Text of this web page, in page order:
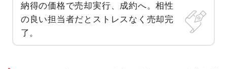
納得の価格で売却実行、成約へ。相性
の良い担当者だとストレスなく売却完
了。